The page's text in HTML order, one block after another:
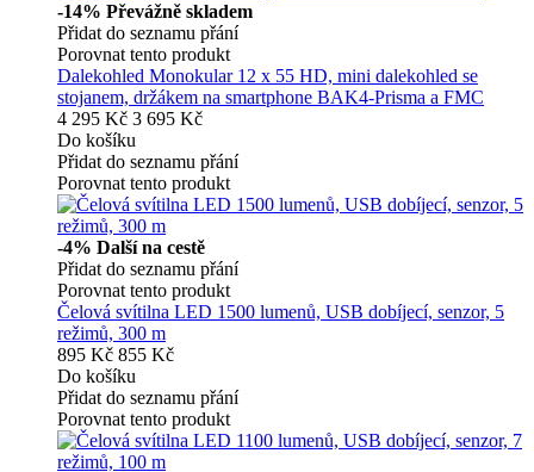
-14% Převážně skladem
Přidat do seznamu přání
Porovnat tento produkt
Dalekohled Monokular 12 x 55 HD, mini dalekohled se
stojanem, držákem na smartphone BAK4-Prisma a FMC
4 295 Kč 3 695 Kč
Do košíku
Přidat do seznamu přání
Porovnat tento produkt
-4% Další na cestě
Přidat do seznamu přání
Porovnat tento produkt
Čelová svítilna LED 1500 lumenů, USB dobíjecí, senzor, 5
režimů, 300 m
895 Kč 855 Kč
Do košíku
Přidat do seznamu přání
Porovnat tento produkt